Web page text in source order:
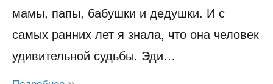
мамы, папы, бабушки и дедушки. И с
самых ранних лет я знала, что она человек
удивительной судьбы. Эди…